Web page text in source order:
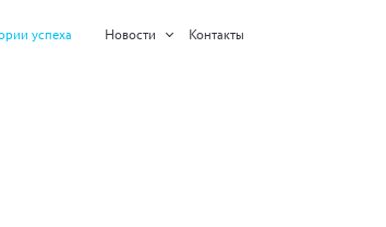
успеха Новости Контакты